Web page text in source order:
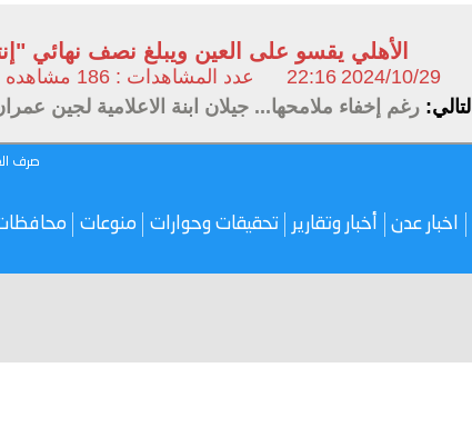
الأهلي يقسو على العين ويبلغ نصف نهائي
2024/10/29
22:16 عدد المشاهدات : 186 مشاهده
التالي: رغم إخفاء ملامحها... جيلان ابنة الاعلامية لجين